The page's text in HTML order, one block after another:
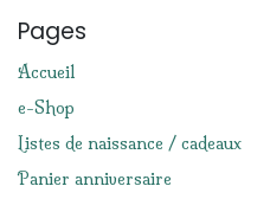
Pages
Accueil
e-Shop
Listes de naissance / cadeaux
Panier anniversaire